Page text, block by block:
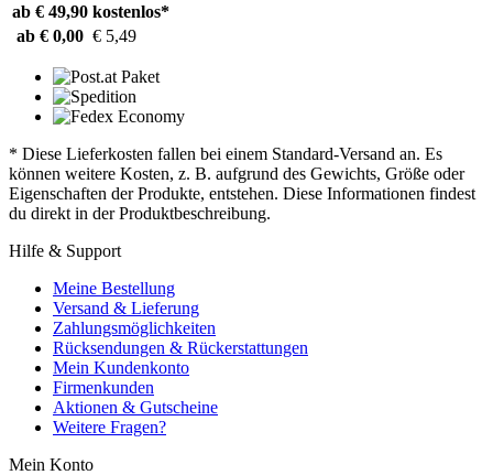
ab € 49,90 kostenlos*
ab € 0,00 € 5,49
* Diese Lieferkosten fallen bei einem Standard-Versand an. Es
können weitere Kosten, z. B. aufgrund des Gewichts, Größe oder
Eigenschaften der Produkte, entstehen. Diese Informationen findest
du direkt in der Produktbeschreibung.
Hilfe & Support
Meine Bestellung
Versand & Lieferung
Zahlungsmöglichkeiten
Rücksendungen & Rückerstattungen
Mein Kundenkonto
Firmenkunden
Aktionen & Gutscheine
Weitere Fragen?
Mein Konto